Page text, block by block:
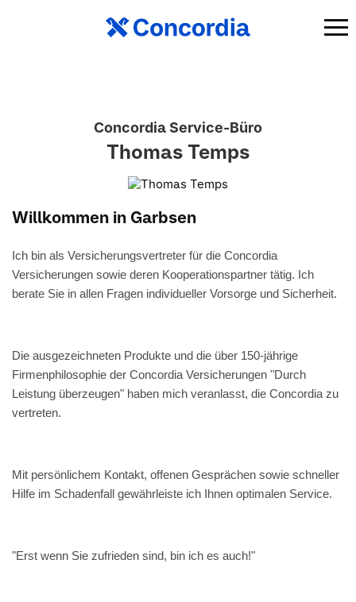
Concordia Service-Büro
Thomas Temps
Willkommen in Garbsen
Ich bin als Versicherungsvertreter für die Concordia
Versicherungen sowie deren Kooperationspartner tätig. Ich
berate Sie in allen Fragen individueller Vorsorge und Sicherheit.
Die ausgezeichneten Produkte und die über 150-jährige
Firmenphilosophie der Concordia Versicherungen "Durch
Leistung überzeugen" haben mich veranlasst, die Concordia zu
vertreten.
Mit persönlichem Kontakt, offenen Gesprächen sowie schneller
Hilfe im Schadenfall gewährleiste ich Ihnen optimalen Service.
"Erst wenn Sie zufrieden sind, bin ich es auch!"